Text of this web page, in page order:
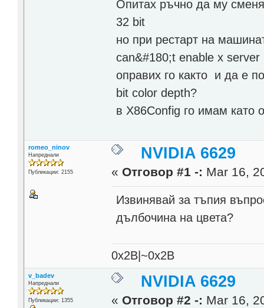
Опитах ръчно да му
32 bit
но при рестарт на
can&#180;t enable x server
оправих го както и да е
bit color depth?
в X86Config го имам като
romeo_ninov
Напреднали
Публикации: 2155
NVIDIA 6629
« Отговор #1 -: Mar 16,
Извинявай за тъпия
дълбочина на цвета?
0x2B|~0x2B
v_badev
Напреднали
Публикации: 1355
NVIDIA 6629
« Отговор #2 -: Mar 16,